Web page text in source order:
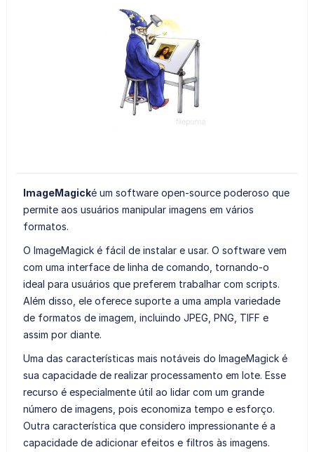
ImageMagické um software open-source poderoso que
permite aos usuários manipular imagens em vários
formatos.
O ImageMagick é fácil de instalar e usar. O software vem
com uma interface de linha de comando, tornando-o
ideal para usuários que preferem trabalhar com scripts.
Além disso, ele oferece suporte a uma ampla variedade
de formatos de imagem, incluindo JPEG, PNG, TIFF e
assim por diante.
Uma das características mais notáveis do ImageMagick é
sua capacidade de realizar processamento em lote. Esse
recurso é especialmente útil ao lidar com um grande
número de imagens, pois economiza tempo e esforço.
Outra característica que considero impressionante é a
capacidade de adicionar efeitos e filtros às imagens.